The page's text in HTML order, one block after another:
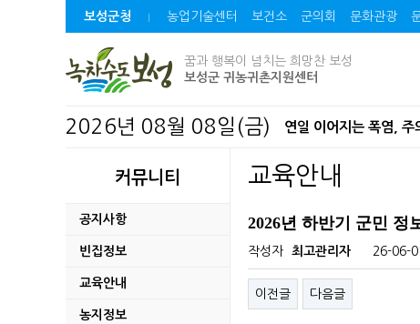
보성군청 농업기술센터 보건소 군의회 문화관광
꿈과 행복이 넘치는 희망찬 보성
보성군 귀농귀촌지원센터
2026년 08월 08일(금) 연일 이어지는 폭염, 주
미력 석호마을만들기사
보성군, 청년 창업기업
자치법규 공포(발령)
커뮤니티
공지사항
빈집정보
교육안내
농지정보
교육안내
2026년 하반기 군민 정
작성자 최고관리자 26-06-
이전글 다음글